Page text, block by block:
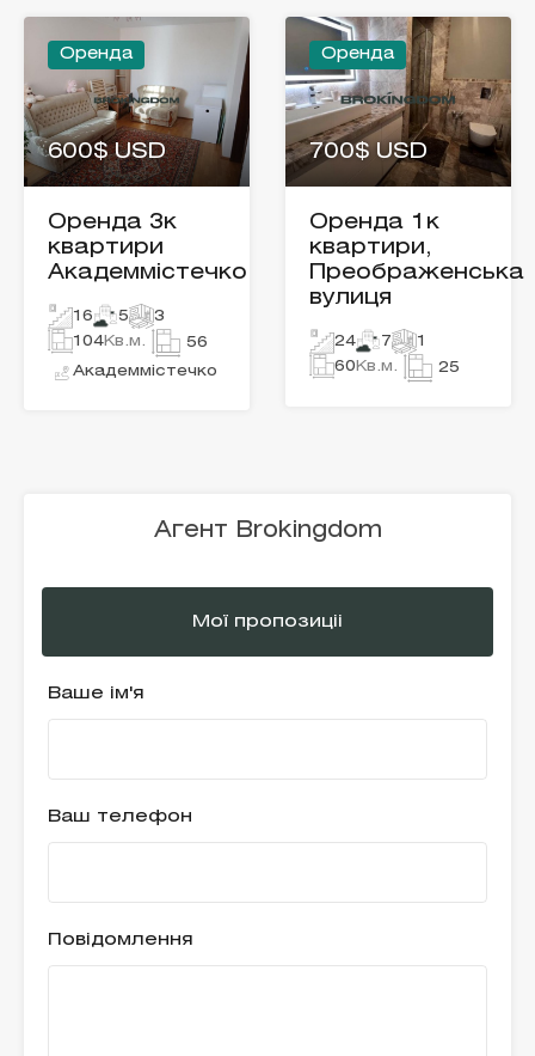
Оренда
600$ USD
Оренда 3к
квартири
Академмістечко
16 5
3
104Кв.м. 56
Академмістечко
Оренда
700$ USD
Оренда 1к
квартири,
Преображенська
вулиця
24 7
1
60 Кв.м. 25
Агент Brokingdom
Мої пропозиціі
Ваше ім'я
Ваш телефон
Повідомлення